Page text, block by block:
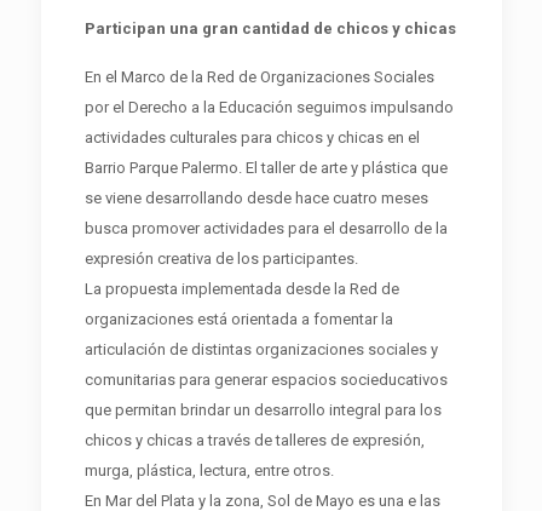
Participan una gran cantidad de chicos y chicas
En el Marco de la Red de Organizaciones Sociales
por el Derecho a la Educación seguimos impulsando
actividades culturales para chicos y chicas en el
Barrio Parque Palermo. El taller de arte y plástica que
se viene desarrollando desde hace cuatro meses
busca promover actividades para el desarrollo de la
expresión creativa de los participantes.
La propuesta implementada desde la Red de
organizaciones está orientada a fomentar la
articulación de distintas organizaciones sociales y
comunitarias para generar espacios socieducativos
que permitan brindar un desarrollo integral para los
chicos y chicas a través de talleres de expresión,
murga, plástica, lectura, entre otros.
En Mar del Plata y la zona, Sol de Mayo es una e las